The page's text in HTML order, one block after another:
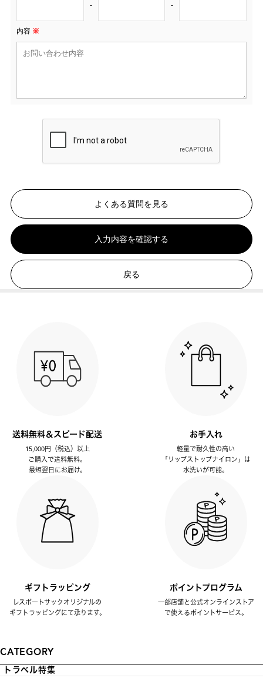
- -
内容 ※
よくある質問を見る
入力内容を確認する
戻る
送料無料＆スピード配送
15,000円（税込）以上
ご購入で送料無料。
最短翌日にお届け。
お手入れ
軽量で耐久性の高い
「リップストップナイロン」は
水洗いが可能。
ギフトラッピング
レスポートサックオリジナルの
ギフトラッピングにて承ります。
ポイントプログラム
一部店舗と公式オンラインストア
で使えるポイントサービス。
CATEGORY
トラベル特集